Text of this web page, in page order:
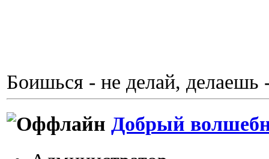
Боишься - не делай, делаешь
Добрый